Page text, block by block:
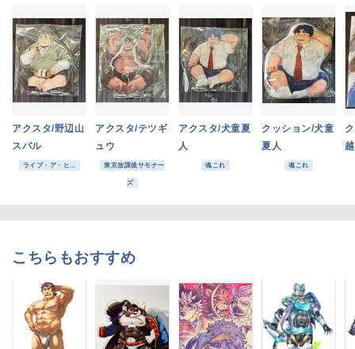
アクスタ/野辺山
スバル
ライブ・ア・ヒ...
アクスタ/テツギ
ュウ
東京放課後サモナー
ズ
アクスタ/犬童夏
人
魂これ
クッション/犬童
夏人
魂これ
こちらもおすすめ